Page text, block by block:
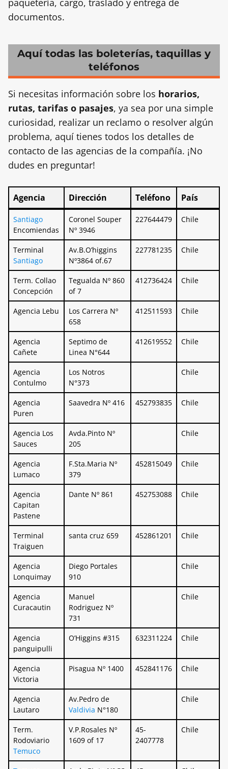
paquetería, cargo, traslado y entrega de
documentos.
Aquí todas las boleterías, taquillas y
teléfonos
Si necesitas información sobre los horarios,
rutas, tarifas o pasajes, ya sea por una simple
curiosidad, realizar un reclamo o resolver algún
problema, aquí tienes todos los detalles de
contacto de las agencias de la compañía. ¡No
dudes en preguntar!
Agencia Dirección Teléfono
País
Agencia
Dirección Teléfono País
Santiago
Encomiendas
Coronel Souper
Nº 3946
227644479 Chile
Terminal
Santiago
Av.B.O’higgins
Nº3864 of.67
227781235 Chile
Term. Collao
Concepción
Tegualda Nº 860
of 7
412736424 Chile
Agencia Lebu
Los Carrera Nº
658
412511593 Chile
Agencia
Cañete
Septimo de
Linea N°644
412619552 Chile
Agencia
Contulmo
Los Notros
N°373
Chile
Agencia
Puren
Saavedra Nº 416 452793835 Chile
Agencia Los
Sauces
Avda.Pinto Nº
205
Chile
Agencia
Lumaco
F.Sta.Maria Nº
379
452815049 Chile
Agencia
Capitan
Pastene
Dante Nº 861 452753088 Chile
Terminal
Traiguen
santa cruz 659 452861201 Chile
Agencia
Lonquimay
Diego Portales
910
Chile
Agencia
Curacautin
Manuel
Rodriguez Nº
731
Chile
Agencia
panguipulli
O’Higgins #315 632311224 Chile
Agencia
Victoria
Pisagua Nº 1400 452841176 Chile
Agencia
Lautaro
Av.Pedro de
Valdivia N°180
Chile
Term.
Rodoviario
Temuco
V.P.Rosales Nº
1609 of 17
45-
2407778
Chile